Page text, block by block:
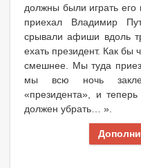
должны были играть его
приехал Владимир
срывали афиши вдоль
ехать президент. Как
смешнее. Мы туда
мы всю ночь
«президента», и
должен убрать… ».